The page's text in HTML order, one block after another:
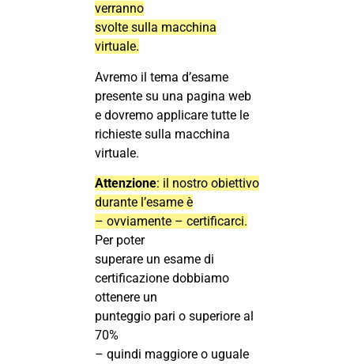
verranno
svolte sulla macchina
virtuale.
Avremo il tema d’esame
presente su una pagina web
e dovremo applicare tutte le
richieste sulla macchina
virtuale.
Attenzione: il nostro obiettivo
durante l’esame è
– ovviamente – certificarci.
Per poter
superare un esame di
certificazione dobbiamo
ottenere un
punteggio pari o superiore al
70%
– quindi maggiore o uguale